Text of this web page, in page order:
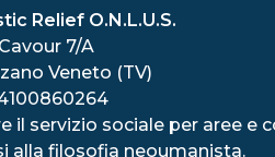
Relief O.N.L.U.S.
7/A
Veneto (TV)
il servizio sociale per aree e
alla filosofia neoumanista.